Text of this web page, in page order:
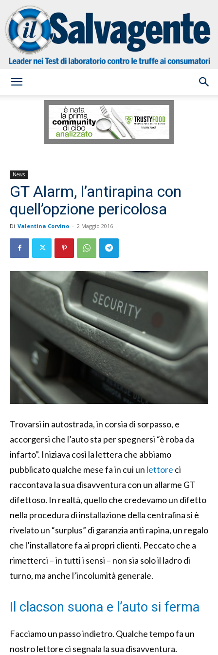
Salvagente
News
GT Alarm, l’antirapina con
quell’opzione pericolosa
Di Valentina Corvino - 2 Maggio 2016
Trovarsi in autostrada, in corsia di sorpasso, e
accorgersi che l’auto sta per spegnersi “è roba da
infarto”. Iniziava così la lettera che abbiamo
pubblicato qualche mese fa in cui un lettore ci
raccontava la sua disavventura con un allarme GT
difettoso. In realtà, quello che credevamo un difetto
nella procedura di installazione della centralina si è
rivelato un “surplus” di garanzia anti rapina, un regalo
che l’installatore fa ai propri clienti. Peccato che a
rimetterci – in tutti i sensi – non sia solo il ladro di
turno, ma anche l’incolumità generale.
Il clacson suona e l’auto si ferma
Facciamo un passo indietro. Qualche tempo fa un
nostro lettore ci segnala la sua disavventura.